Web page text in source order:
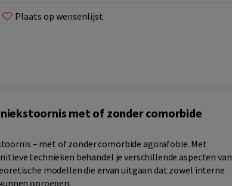
Plaats op wensenlijst
met of zonder comorbide
– met of zonder comorbide agorafobie. Met
technieken behandel je verschillende aspecten van
modellen die ervan uitgaan dat zowel interne
oproepen.